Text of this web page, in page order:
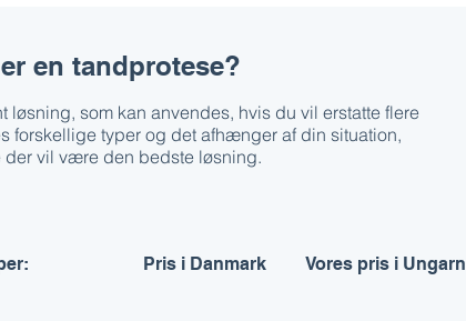
en tandprotese?
løsning, som kan anvendes, hvis du vil erstatte flere
forskellige typer og det afhænger af din situation,
der vil være den bedste løsning.
Pris i Danmark Vores pris i Ungarn